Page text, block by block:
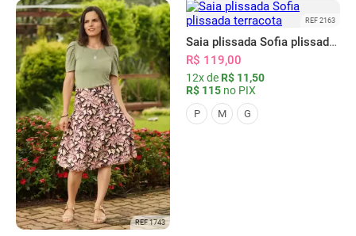
REF 1743
REF 2163
Saia plissada Sofia plissada terracota
R$ 119,00
12x de R$ 11,50
R$ 115 no PIX
P M G